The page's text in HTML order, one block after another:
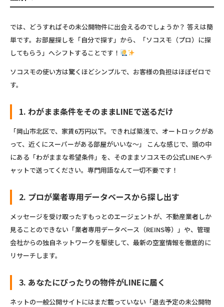
では、どうすればその未公開物件に出会えるのでしょうか？ 答えは簡
単です。 お部屋探しを「自分で探す」から、「ソコスモ（プロ）に探
してもらう」へシフトすることです！
ソコスモの使い方は驚くほどシンプルで、お客様の負担はほぼゼロで
す。
1. わがまま条件をそのままLINEで送るだけ
「岡山市北区で、家賃6万円以下。できれば築浅で、オートロックがあ
って、近くにスーパーがある部屋がいいな〜」 こんな感じで、頭の中
にある「わがままな希望条件」を、そのままソコスモの公式LINEへチ
ャットで送ってください。専門用語なんて一切不要です！
2. プロが業者専用データベースから探し出す
メッセージを受け取ったすもっとのエージェントが、不動産業者しか
見ることのできない「業者専用データベース（REINS等）」や、管理
会社からの独自ネットワークを駆使して、最新の空室情報を徹底的に
リサーチします。
3. あなたにぴったりの物件がLINEに届く
ネットの一般公開サイトにはまだ載っていない「退去予定の未公開物